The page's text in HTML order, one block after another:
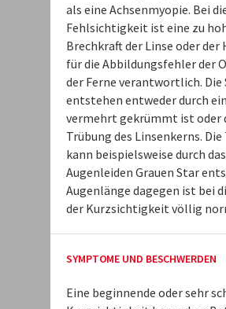
als eine Achsenmyopie. Bei
Fehlsichtigkeit ist eine zu
Brechkraft der Linse oder der
für die Abbildungsfehler der
der Ferne verantwortlich. Die
entstehen entweder durch
vermehrt gekrümmt ist oder
Trübung des Linsenkerns.
kann beispielsweise durch das
Augenleiden Grauen Star
Augenlänge dagegen ist bei
der Kurzsichtigkeit völlig
SYMPTOME UND BESCHWERDEN
Eine beginnende oder sehr